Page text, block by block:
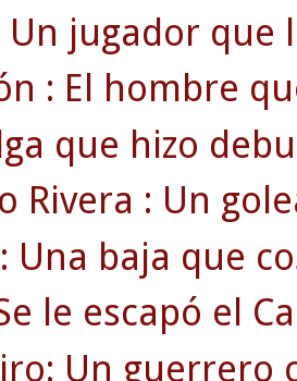
Un jugador que
: El hombre
que hizo
Rivera : Un
Una baja que
le escapó el
Un guerrero